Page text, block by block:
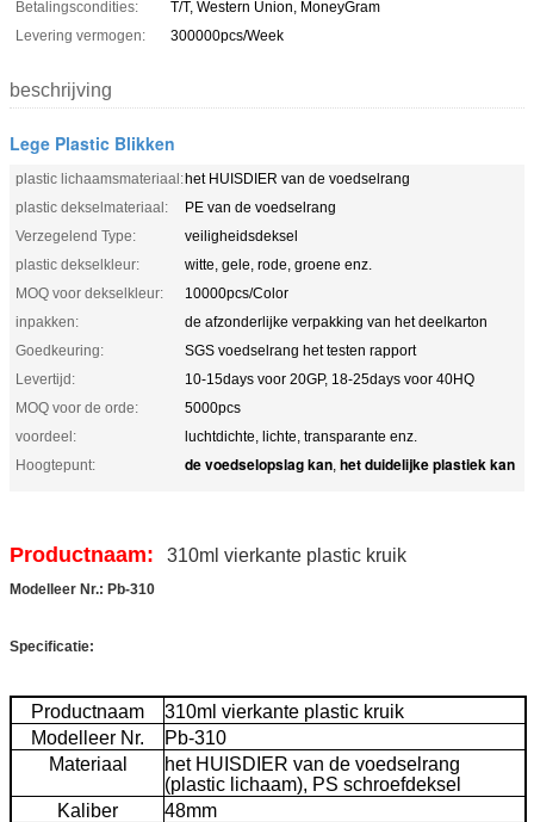
Betalingscondities:
T/T, Western Union, MoneyGram
Levering vermogen:
300000pcs/Week
beschrijving
Lege Plastic Blikken
plastic lichaamsmateriaal:het HUISDIER van de voedselrang
plastic dekselmateriaal:
PE van de voedselrang
Verzegelend Type:
veiligheidsdeksel
plastic dekselkleur:
witte, gele, rode, groene enz.
MOQ voor dekselkleur:
10000pcs/Color
inpakken:
de afzonderlijke verpakking van het deelkarton
Goedkeuring:
SGS voedselrang het testen rapport
Levertijd:
10-15days voor 20GP, 18-25days voor 40HQ
MOQ voor de orde:
5000pcs
voordeel:
luchtdichte, lichte, transparante enz.
Hoogtepunt:
de voedselopslag kan, het duidelijke plastiek kan
Productnaam: 310ml vierkante plastic kruik
Modelleer Nr.: Pb-310
Specificatie:
Productnaam
310ml vierkante plastic kruik
Modelleer Nr.
Pb-310
Materiaal
het HUISDIER van de voedselrang
(plastic lichaam), PS schroefdeksel
Kaliber
48mm